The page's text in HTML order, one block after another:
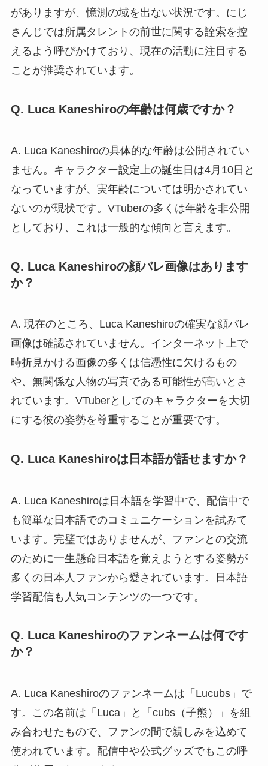
がありますが、憶測の域を出ない状況です。にじ
さんじでは所属タレントの前世に関する詮索を控
えるよう呼びかけており、現在の活動に注目する
ことが推奨されています。
Q. Luca Kaneshiroの年齢は何歳ですか？
A. Luca Kaneshiroの具体的な年齢は公開されてい
ません。キャラクター設定上の誕生日は4月10日と
なっていますが、実年齢については明かされてい
ないのが現状です。VTuberの多くは年齢を非公開
としており、これは一般的な傾向と言えます。
Q. Luca Kaneshiroの顔バレ画像はあります
か？
A. 現在のところ、Luca Kaneshiroの確実な顔バレ
画像は確認されていません。インターネット上で
時折見かける画像の多くは信憑性に欠けるもの
や、無関係な人物の写真である可能性が高いとさ
れています。VTuberとしてのキャラクターを大切
にする彼の姿勢を尊重することが重要です。
Q. Luca Kaneshiroは日本語が話せますか？
A. Luca Kaneshiroは日本語を学習中で、配信中で
も簡単な日本語でのコミュニケーションを試みて
います。完璧ではありませんが、ファンとの交流
のために一生懸命日本語を覚えようとする姿勢が
多くの日本人ファンから愛されています。日本語
学習配信も人気コンテンツの一つです。
Q. Luca Kaneshiroのファンネームは何です
か？
A. Luca Kaneshiroのファンネームは「Lucubs」で
す。この名前は「Luca」と「cubs（子熊）」を組
み合わせたもので、ファンの間で親しみを込めて
使われています。配信中や公式グッズでもこの呼